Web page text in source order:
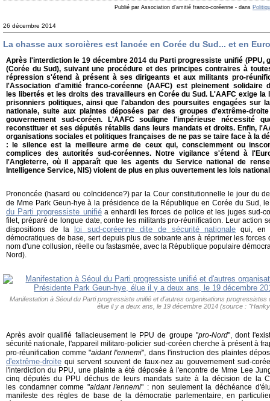
Publié par Association d'amitié franco-coréenne - dans
26 décembre 2014
La chasse aux sorcières est lancée en Corée du Sud... et en
Après l'interdiction le 19 décembre 2014 du Parti progressiste unifié (PPU,
(Corée du Sud), suivant une procédure et des principes contraires à
répression s'étend à présent à ses dirigeants et aux militants pro-
l'Association d'amitié franco-coréenne (AAFC) est pleinement solidaire
les libertés et les droits des travailleurs en Corée du Sud. L'AAFC exige
prisonniers politiques, ainsi que l'abandon des poursuites engagées sur
nationale, suite aux plaintes déposées par des groupes d'extrême-
gouvernement sud-coréen. L'AAFC souligne l'impérieuse nécessité
reconstituer et ses députés rétablis dans leurs mandats et droits. Enfin,
organisations sociales et politiques françaises de ne pas se taire face à la
: le silence est la meilleure arme de ceux qui, consciemment ou
complices des autorités sud-coréennes. Notre vigilance s'étend à
l'Angleterre, où il apparaît que les agents du Service national de
Intelligence Service, NIS) violent de plus en plus ouvertement les lois
Prononcée (hasard ou coïncidence?) par la Cour constitutionnelle le jour du
de Mme Park Geun-hye à la présidence de la République en Corée du Sud,
du Parti progressiste unifiéa enhardi les forces de police et les juges sud-
filet, préparé de longue date, contre les militants pro-réunification. Leur action
dispositions de la
loi sud-coréenne dite de sécurité nationale qui, en
démocratiques de base, sert depuis plus de soixante ans à réprimer les
nom d'une collusion, réelle ou fastasmée, avec la République populaire
Nord).
Manifestation à Séoul du Parti progressiste unifié et d'autres organisations
élue il y a deux ans, le 19 décembre 2014 (source :
Après avoir qualifié fallacieusement le PPU de groupe "pro-Nord", dont
sécurité nationale, l'appareil militaro-policier sud-coréen cherche à présent à
pro-réunification comme "aidant l'ennemi", dans l'instruction des plaintes
d'extrême-droite qui servent souvent de faux-nez au gouvernement sud-
l'interdiction du PPU, une plainte a été déposée à l'encontre de Mme Lee
cinq députés du PPU déchus de leurs mandats suite à la décision de la
les condamner comme "aidant l'ennemi" : non seulement la déchéance
manifeste des règles de base de la démocratie parlementaire, en